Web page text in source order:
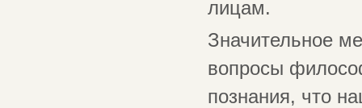
лицам.
Значительное
вопросы
познания, что